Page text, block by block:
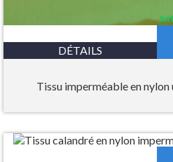
DÉTAILS
Tissu imperméable en